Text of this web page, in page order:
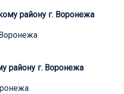
району г. Воронежа
району г. Воронежа